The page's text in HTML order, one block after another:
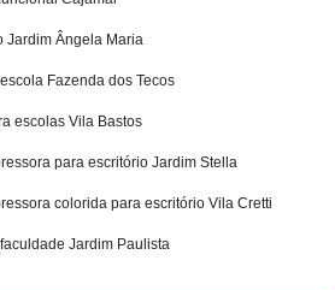
Jardim Ângela Maria
Fazenda dos Tecos
escolas Vila Bastos
para escritório Jardim Stella
colorida para escritório Vila Cretti
Jardim Paulista